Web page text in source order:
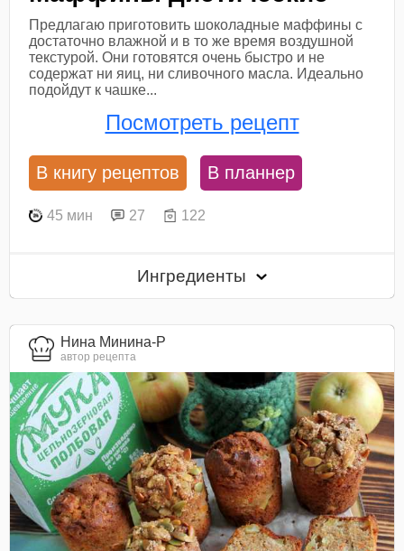
Предлагаю приготовить шоколадные маффины с
достаточно влажной и в то же время воздушной
текстурой. Они готовятся очень быстро и не
содержат ни яиц, ни сливочного масла. Идеально
подойдут к чашке...
Посмотреть рецепт
В книгу рецептов В планнер
45 мин 27 122
Ингредиенты
Нина Минина-Р
автор рецепта